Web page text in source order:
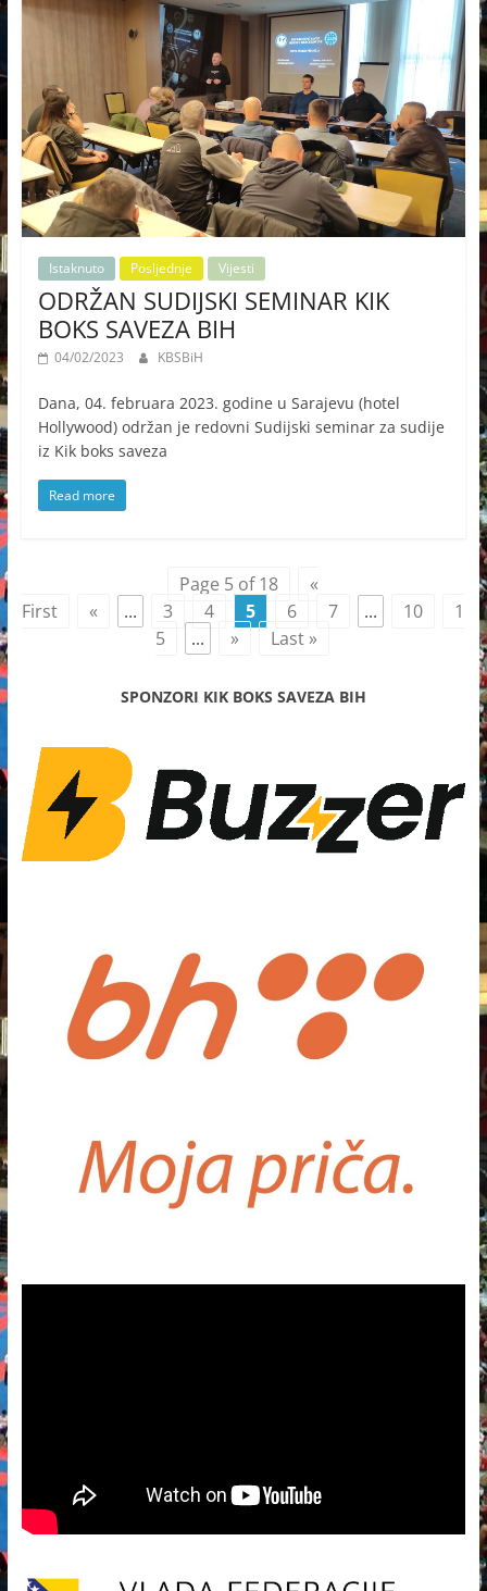
Istaknuto Posljednje Vijesti
ODRŽAN SUDIJSKI SEMINAR KIK
BOKS SAVEZA BIH
04/02/2023 KBSBiH
Dana, 04. februara 2023. godine u Sarajevu (hotel
Hollywood) održan je redovni Sudijski seminar za sudije
iz Kik boks saveza
Read more
Page 5 of 18
«
First
« ... 3 4 5 6 7 ... 10
1
5
... » Last »
SPONZORI KIK BOKS SAVEZA BIH